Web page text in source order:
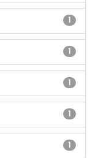
1
1
1
1
1